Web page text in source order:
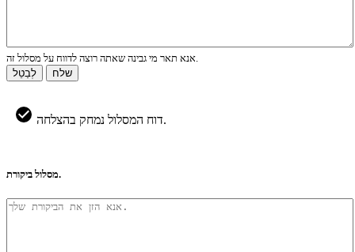
לְבַטֵל
שלח
דוח המסלול נמחק בהצלחה.
מסלול ביקורת.